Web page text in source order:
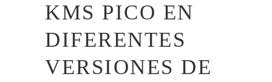
KMS PICO EN
DIFERENTES
VERSIONES DE